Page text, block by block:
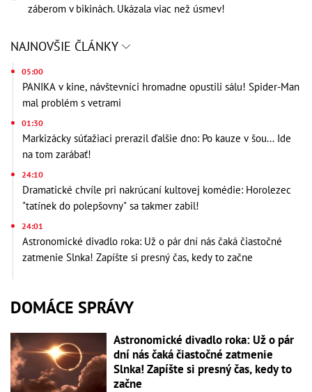
záberom v bikinách. Ukázala viac než úsmev!
NAJNOVŠIE ČLÁNKY
05:00
PANIKA v kine, návštevníci hromadne opustili sálu! Spider-Man
mal problém s vetrami
01:30
Markizácky súťažiaci prerazil ďalšie dno: Po kauze v šou... Ide
na tom zarábať!
24:10
Dramatické chvíle pri nakrúcaní kultovej komédie: Horolezec
"tatínek do polepšovny" sa takmer zabil!
24:01
Astronomické divadlo roka: Už o pár dní nás čaká čiastočné
zatmenie Slnka! Zapíšte si presný čas, kedy to začne
DOMÁCE SPRÁVY
Astronomické divadlo roka: Už o pár
dní nás čaká čiastočné zatmenie
Slnka! Zapíšte si presný čas, kedy to
začne